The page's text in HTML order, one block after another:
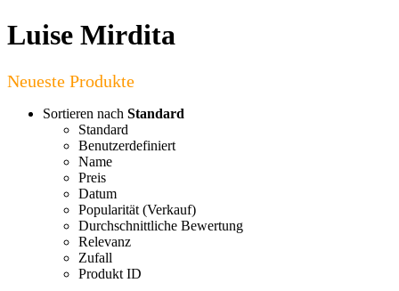
Luise Mirdita
Sortieren nach Standard
Standard
Benutzerdefiniert
Name
Preis
Datum
Popularität (Verkauf)
Durchschnittliche Bewertung
Relevanz
Zufall
Produkt ID